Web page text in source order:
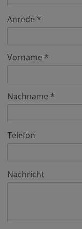
Anrede
Vorname
Nachname
Telefon
Nachricht